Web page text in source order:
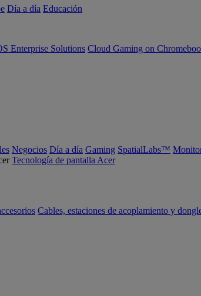
Día a día Educación
Enterprise Solutions Cloud Gaming on
Negocios Día a día Gaming SpatialLabs™
Tecnología de pantalla Acer
Cables, estaciones de acoplamiento y